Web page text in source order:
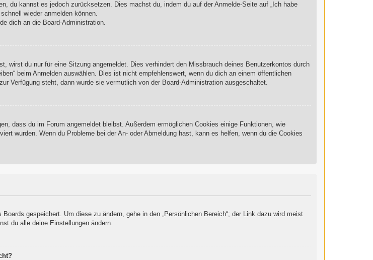
du kannst es jedoch zurücksetzen. Dies machst du, indem du auf der Anmelde-Seite auf „Ich habe
wieder anmelden können.
dich an die Board-Administration.
wirst du nur für eine Sitzung angemeldet. Dies verhindert den Missbrauch deines Benutzerkontos durch
beim Anmelden auswählen. Dies ist nicht empfehlenswert, wenn du dich an einem öffentlichen
Verfügung steht, dann wurde sie vermutlich von der Board-Administration ausgeschaltet.
dass du im Forum angemeldet bleibst. Außerdem ermöglichen Cookies einige Funktionen, wie
wurden. Wenn du Probleme bei der An- oder Abmeldung hast, kann es helfen, wenn du die Cookies
gespeichert. Um diese zu ändern, gehe in den „Persönlichen Bereich“; der Link dazu wird meist
du alle deine Einstellungen ändern.